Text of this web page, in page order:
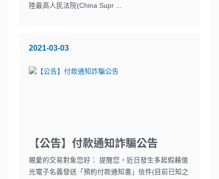
陸最高人民法院(China Supr ...
2021-03-03
【公告】付款通知詐騙公告
親愛的交易對象您好： 提醒您，近日發生多起假藉億
光電子名義發送「預約付款通知書」信件(目前已知之